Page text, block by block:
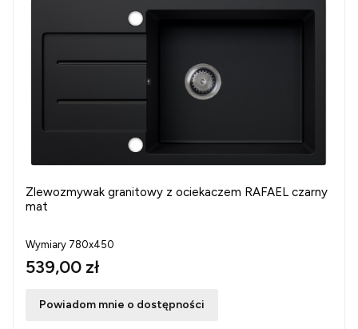
Zlewozmywak granitowy z ociekaczem RAFAEL czarny
mat
Wymiary 780x450
539,00 zł
Powiadom mnie o dostępności